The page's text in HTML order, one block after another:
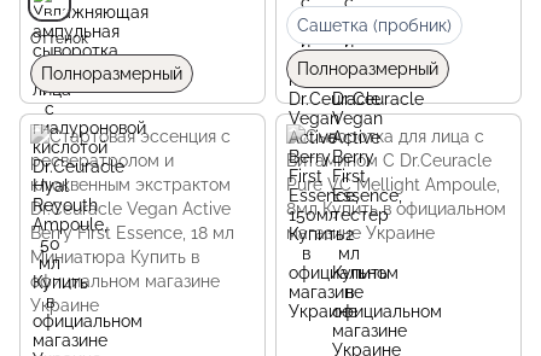
Оттенок
Полноразмерный
Сашетка (пробник)
Полноразмерный